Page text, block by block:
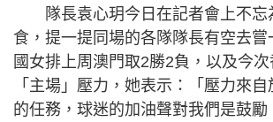
隊長袁心玥今日在記者會上不忘
食，提一提同場的各隊隊長有空去嘗
國女排上周澳門取2勝2負，以及今
「主場」壓力，她表示：「壓力來
的任務，球迷的加油聲對我們是鼓